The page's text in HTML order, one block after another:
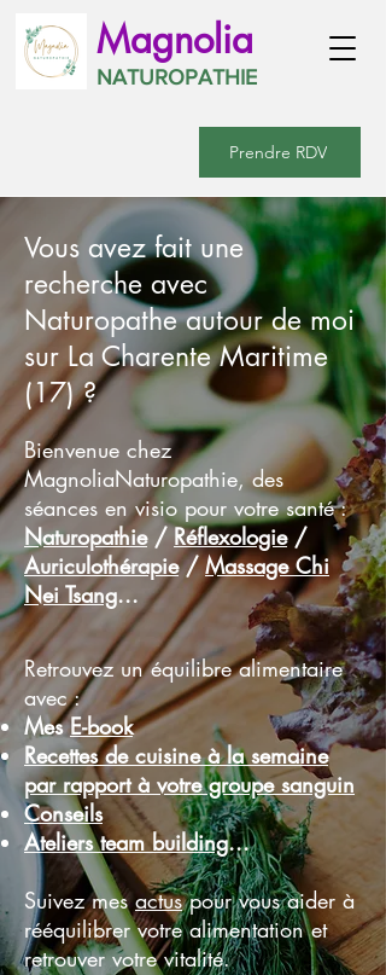
Magnolia
NATUROPATHIE
Prendre RDV
Vous avez fait une
recherche avec
Naturopathe autour de moi
sur La Charente Maritime
(17) ?
Bienvenue chez
MagnoliaNaturopathie, des
séances en visio pour votre santé :
Naturopathie/ Réflexologie/
Auriculothérapie/Massage Chi
Nei Tsang...
Retrouvez un équilibre alimentaire
avec :
MesE-book
Recettes de cuisine à la semaine
par rapport à votre groupe sanguin
Conseils
Ateliers team building...
Suivez mesactuspour vous aider à
rééquilibrer votre alimentation et
retrouver votre vitalité.